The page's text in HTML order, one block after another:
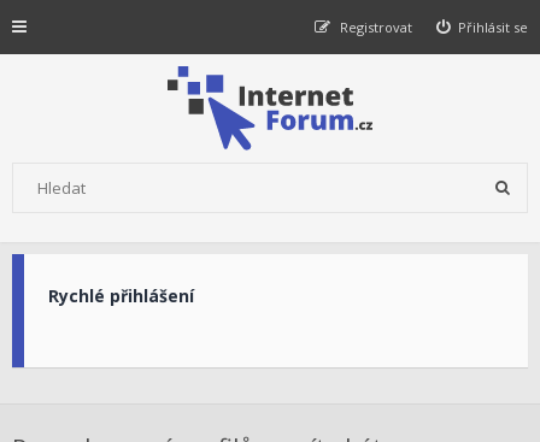
Přihlásit se
Registrovat
Rychlé přihlášení